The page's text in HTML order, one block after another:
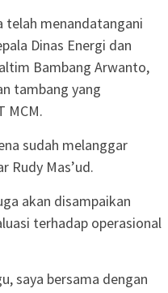
telah menandatangani
Dinas Energi dan
Bambang Arwanto,
tambang yang
MCM.
sudah melanggar
Rudy Mas’ud.
akan disampaikan
terhadap operasional
saya bersama dengan